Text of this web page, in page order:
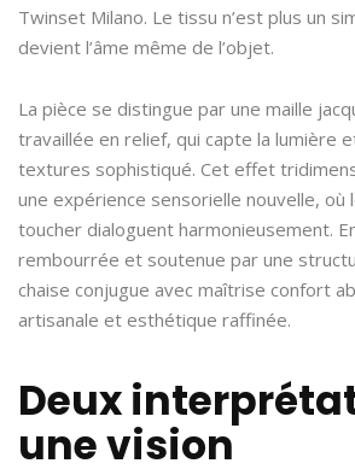
Twinset Milano. Le tissu n’est plus un
devient l’âme même de l’objet.
La pièce se distingue par une maille
travaillée en relief, qui capte la lumière
textures sophistiqué. Cet effet
une expérience sensorielle nouvelle, où
toucher dialoguent harmonieusement.
rembourrée et soutenue par une
chaise conjugue avec maîtrise confort
artisanale et esthétique raffinée.
Deux
une vision